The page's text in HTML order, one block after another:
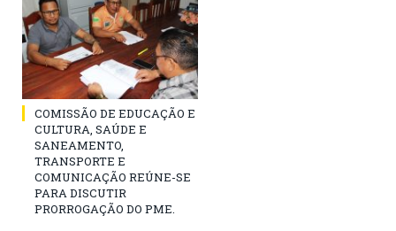
COMISSÃO DE EDUCAÇÃO E
CULTURA, SAÚDE E
SANEAMENTO,
TRANSPORTE E
COMUNICAÇÃO REÚNE-SE
PARA DISCUTIR
PRORROGAÇÃO DO PME.